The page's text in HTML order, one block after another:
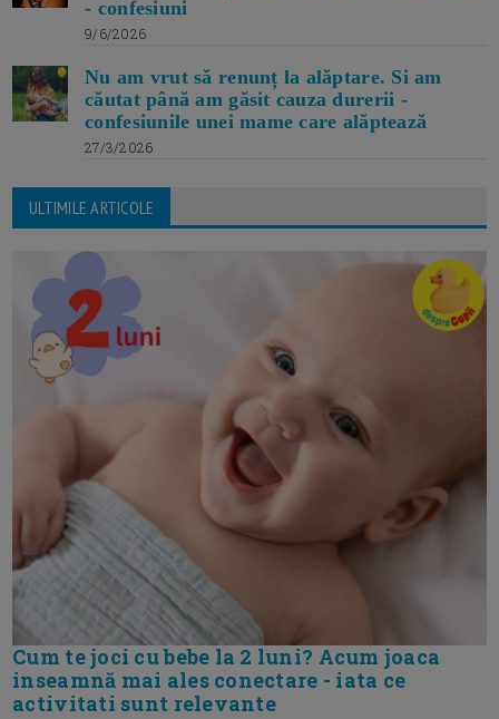
- confesiuni
9/6/2026
Nu am vrut să renunț la alăptare. Si am
căutat până am găsit cauza durerii -
confesiunile unei mame care alăptează
27/3/2026
ULTIMILE ARTICOLE
Cum te joci cu bebe la 2 luni? Acum joaca
inseamnă mai ales conectare - iata ce
activitati sunt relevante